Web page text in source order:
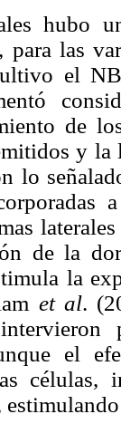
hubo
para las
el
de
y
lo
de la
la
et al.
el
células,